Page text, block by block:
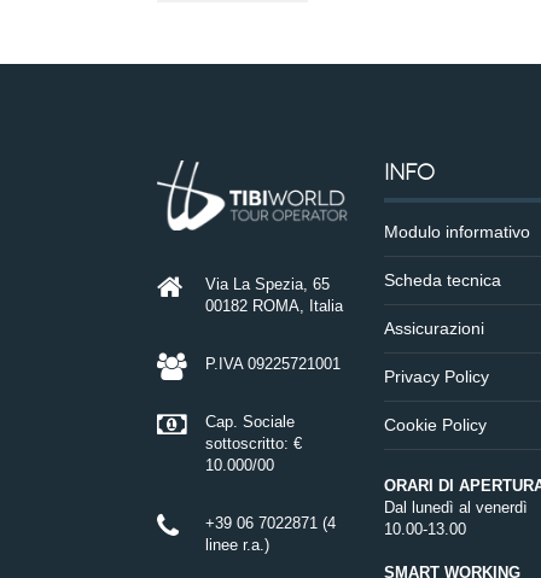
Via La Spezia, 65
00182 ROMA, Italia
P.IVA 09225721001
Cap. Sociale
sottoscritto: €
10.000/00
+39 06 7022871 (4
linee r.a.)
INFO
Modulo informativo
Scheda tecnica
Assicurazioni
Privacy Policy
Cookie Policy
ORARI DI
Dal lunedì al venerdì
10.00-13.00
SMART WORKING